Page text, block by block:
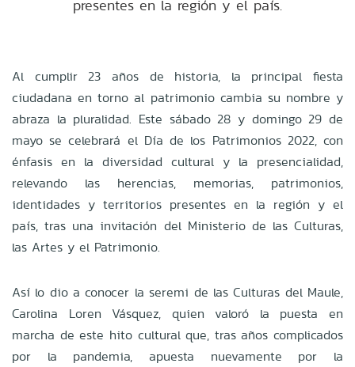
presentes en la región y el país.
Al cumplir 23 años de historia, la principal fiesta
ciudadana en torno al patrimonio cambia su nombre y
abraza la pluralidad. Este sábado 28 y domingo 29 de
mayo se celebrará el Día de los Patrimonios 2022, con
énfasis en la diversidad cultural y la presencialidad,
relevando las herencias, memorias, patrimonios,
identidades y territorios presentes en la región y el
país, tras una invitación del Ministerio de las Culturas,
las Artes y el Patrimonio.
Así lo dio a conocer la seremi de las Culturas del Maule,
Carolina Loren Vásquez, quien valoró la puesta en
marcha de este hito cultural que, tras años complicados
por la pandemia, apuesta nuevamente por la